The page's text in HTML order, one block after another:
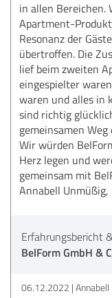
in allen Bereichen.
Apartment-
Resonanz der
übertroffen. Die
lief beim zweiten
eingespielter
waren und alles in
sind richtig
gemeinsamen Weg
Wir würden
Herz legen und
gemeinsam mit
Annabell
Erfahrungsbericht
BelForm GmbH &
06.12.2022 Annabell